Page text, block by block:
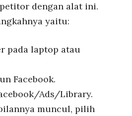
dengan alat ini.
yaitu:
pada laptop atau
Facebook.
Ads/Library.
muncul, pilih